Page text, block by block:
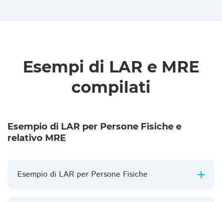
Esempi di LAR e MRE
compilati
Esempio di LAR per Persone Fisiche e
relativo MRE
Esempio di LAR per Persone Fisiche